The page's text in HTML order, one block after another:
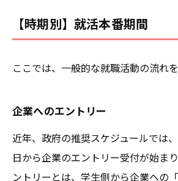
【時期別】就活本番期間
ここでは、一般的な就職活動の流れを
企業へのエントリー
近年、政府の推奨スケジュールでは
日から企業のエントリー受付が始ま
ントリーとは、学生側から企業への